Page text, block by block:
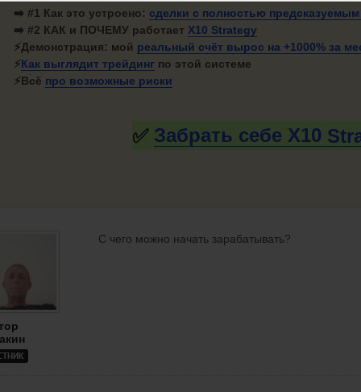
➡️ #1 Как это устроено: сделки с полностью
➡️ #2 КАК и ПОЧЕМУ работает X10 Strategy
⚡Демонстрация: мой реальный счёт вырос на +1000% за
⚡Как выглядит трейдинг по этой системе
⚡Всё про возможные риски
✅ Забрать себе X10
С чего можно начать зарабатывать?